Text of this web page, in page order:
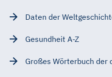
Daten der
Gesundheit A-Z
Großes Wörterbuch der